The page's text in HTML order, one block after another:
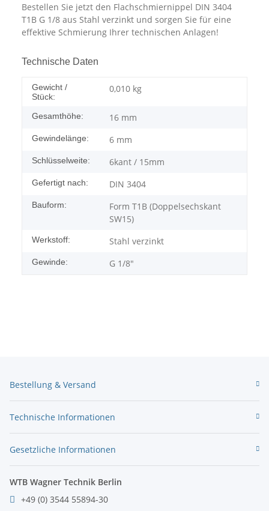
Bestellen Sie jetzt den Flachschmiernippel DIN 3404
T1B G 1/8 aus Stahl verzinkt und sorgen Sie für eine
effektive Schmierung Ihrer technischen Anlagen!
Technische Daten
Gewicht /
Stück:
0,010 kg
Gesamthöhe: 16 mm
Gewindelänge: 6 mm
Schlüsselweite: 6kant / 15mm
Gefertigt nach: DIN 3404
Bauform:
Form T1B (Doppelsechskant
SW15)
Werkstoff: Stahl verzinkt
Gewinde: G 1/8"
Bestellung & Versand
Technische Informationen
Gesetzliche Informationen
WTB Wagner Technik Berlin
+49 (0) 3544 55894-30